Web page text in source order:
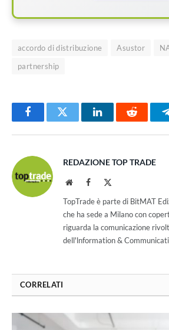
accordo di distribuzione Asustor
partnership
FacebookTwitter LinkedInReddit
REDAZIONE TOP TRADE
WebsiteFacebook
TopTrade è parte di BitMAT
che ha sede a Milano con
riguarda la comunicazione
dell'lnformation &
CORRELATI